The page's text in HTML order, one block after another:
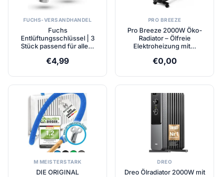
FUCHS-VERSANDHANDEL
Fuchs
Entlüftungsschlüssel | 3
Stück passend für alle…
€4,99
PRO BREEZE
Pro Breeze 2000W Öko-
Radiator – Ölfreie
Elektroheizung mit…
€0,00
M MEISTERSTARK
DIE ORIGINAL
DREO
Dreo Ölradiator 2000W mit